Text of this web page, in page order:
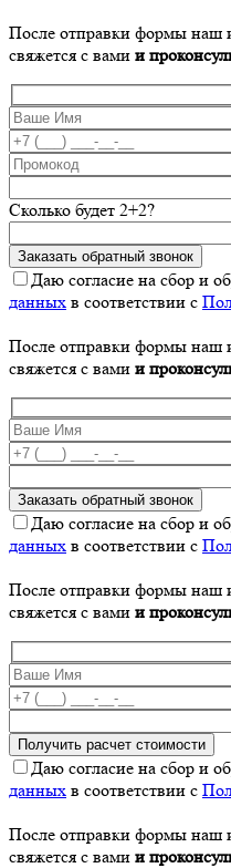
После отправки формы наш
свяжется с вами и
Сколько будет 2+2?
Даю согласие на сбор и
данных в соответствии с
После отправки формы наш
свяжется с вами и
Даю согласие на сбор и
данных в соответствии с
После отправки формы наш
свяжется с вами и
Даю согласие на сбор и
данных в соответствии с
После отправки формы наш
свяжется с вами и